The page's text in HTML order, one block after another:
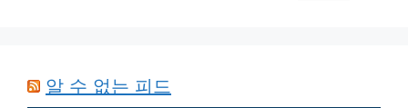
알 수 없는 피드